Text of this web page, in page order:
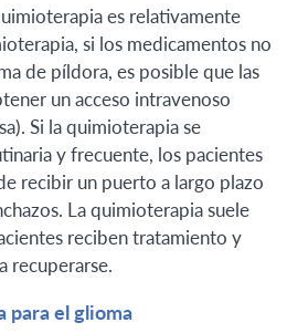
es relativamente
si los medicamentos no
de píldora, es posible que las
un acceso intravenoso
Si la quimioterapia se
y frecuente, los pacientes
recibir un puerto a largo plazo
La quimioterapia suele
reciben tratamiento y
recuperarse.
para el glioma